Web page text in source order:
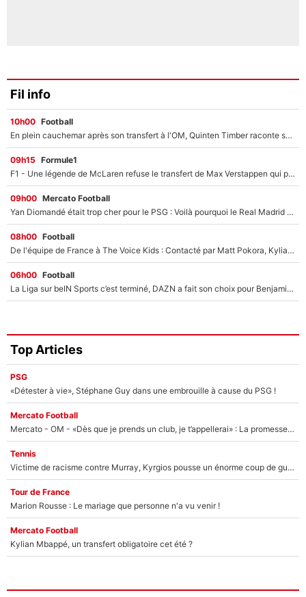
Fil info
10h00 Football
En plein cauchemar après son transfert à l'OM, Quinten Timber raconte ses doutes après sa signature à Marseille
09h15 Formule1
F1 - Une légende de McLaren refuse le transfert de Max Verstappen qui pourrait «faire des vagues» et plomber l'ambiance dans l'équipe
09h00 Mercato Football
Yan Diomandé était trop cher pour le PSG : Voilà pourquoi le Real Madrid a accepté de payer la somme record de 140M€ pour boucler son transfert !
08h00 Football
De l'équipe de France à The Voice Kids : Contacté par Matt Pokora, Kylian Mbappé a accepté de jouer un rôle inédit sur TF1 !
06h00 Football
La Liga sur beIN Sports c’est terminé, DAZN a fait son choix pour Benjamin Da Silva et Omar Da Fonseca !
Top Articles
PSG
«Détester à vie», Stéphane Guy dans une embrouille à cause du PSG !
Mercato Football
Mercato - OM - «Dès que je prends un club, je t’appellerai» : La promesse de Marcelino au moment de claquer la porte
Tennis
Victime de racisme contre Murray, Kyrgios pousse un énorme coup de gueule !
Tour de France
Marion Rousse : Le mariage que personne n'a vu venir !
Mercato Football
Kylian Mbappé, un transfert obligatoire cet été ?